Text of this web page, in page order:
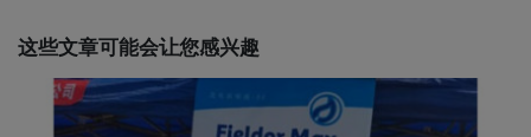
这些文章可能会让您感兴趣